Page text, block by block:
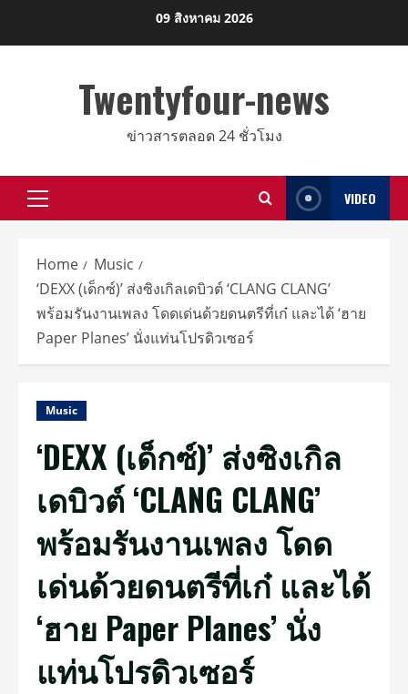
09 สิงหาคม 2026
Twentyfour-news
ข่าวสารตลอด 24 ชั่วโมง
Primary
VIDEO
Home
Music
‘DEXX (เด็กซ์)’ ส่งซิงเกิลเดบิวต์ ‘CLANG CLANG’
พร้อมรันงานเพลง โดดเด่นด้วยดนตรีที่เก๋ และได้ ‘ฮาย
Paper Planes’ นั่งแท่นโปรดิวเซอร์
Music
‘DEXX (เด็กซ์)’ ส่งซิงเกิล
เดบิวต์ ‘CLANG CLANG’
พร้อมรันงานเพลง โดด
เด่นด้วยดนตรีที่เก๋ และได้
‘ฮาย Paper Planes’ นั่ง
แท่นโปรดิวเซอร์